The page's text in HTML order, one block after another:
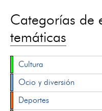
Categorías de
temáticas
Cultura
Ocio y diversión
Deportes